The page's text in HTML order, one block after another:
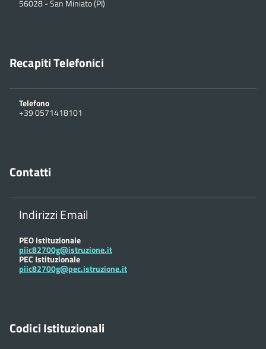
56028-San Miniato (PI)
Recapiti Telefonici
Telefono
+39 0571418101
Contatti
Indirizzi Email
PEO Istituzionale
piic82700g@istruzione.it
PEC Istituzionale
piic82700g@pec.istruzione.it
Codici Istituzionali